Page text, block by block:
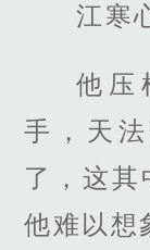
江寒
他压
手，天
了，这其
他难以想